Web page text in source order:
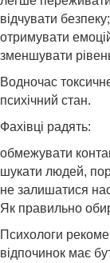
відчувати безпеку;
отримувати
зменшувати
Водночас
психічний стан.
Фахівці радять:
обмежувати
шукати людей,
не залишатися
Як правильно
Психологи
відпочинок має